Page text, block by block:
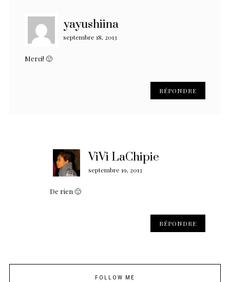
yayushiina
septembre 18, 2013
Merci! 🙂
RÉPONDRE
ViVi LaChipie
septembre 19, 2013
De rien 🙂
RÉPONDRE
FOLLOW ME